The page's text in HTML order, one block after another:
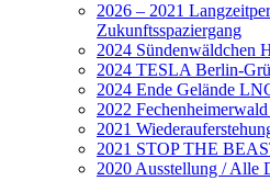
2026 – 2021
Zukunftsspaziergang
2024 Sündenwäldchen
2024 TESLA Berlin-
2024 Ende Gelände
2022
2021
2021 STOP THE
2020 Ausstellung / Alle